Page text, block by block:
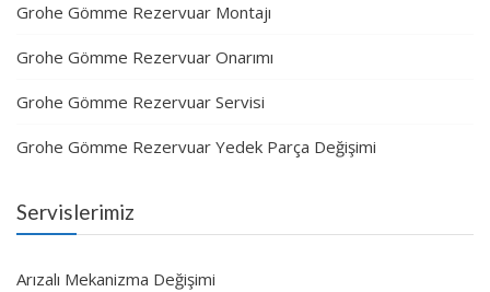
Grohe Gömme Rezervuar Montajı
Grohe Gömme Rezervuar Onarımı
Grohe Gömme Rezervuar Servisi
Grohe Gömme Rezervuar Yedek Parça Değişimi
Servislerimiz
Arızalı Mekanizma Değişimi